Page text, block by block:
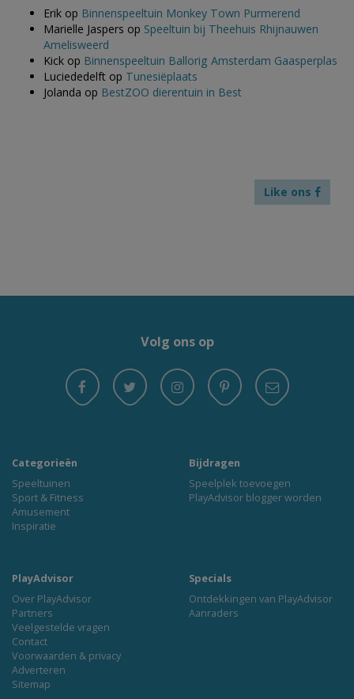
Erik op Binnenspeeltuin Monkey Town Purmerend
Marielle Jaspers op Speeltuin bij Theehuis Rhijnauwen
Amelisweerd
Kick op Binnenspeeltuin Ballorig Amsterdam Gaasperplas
Luciededelft op Tunesiëplaats
Jolanda op BestZOO dierentuin in Best
Like ons
Volg ons op
Categorieën
Speeltuinen
Sport & Fitness
Amusement
Inspiratie
Bijdragen
Speelplek toevoegen
PlayAdvisor blogger worden
PlayAdvisor
Over PlayAdvisor
Partners
Veelgestelde vragen
Contact
Voorwaarden & privacy
Adverteren
Sitemap
Specials
Ontdekkingen van PlayAdvisor
Aanraders